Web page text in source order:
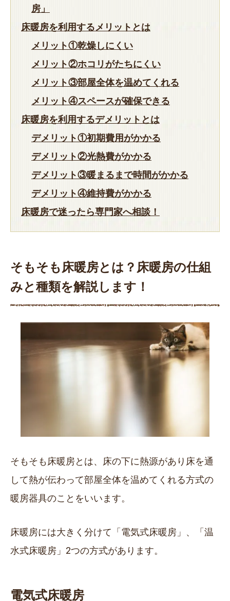
房」
床暖房を利用するメリットとは
メリット①乾燥しにくい
メリット②ホコリがたちにくい
メリット③部屋全体を温めてくれる
メリット④スペースが確保できる
床暖房を利用するデメリットとは
デメリット①初期費用がかかる
デメリット②光熱費がかかる
デメリット③暖まるまで時間がかかる
デメリット④維持費がかかる
床暖房で迷ったら専門家へ相談！
そもそも床暖房とは？床暖房の仕組
みと種類を解説します！
そもそも床暖房とは、床の下に熱源があり床を通
して熱が伝わって部屋全体を温めてくれる方式の
暖房器具のことをいいます。
床暖房には大きく分けて「電気式床暖房」、「温
水式床暖房」2つの方式があります。
電気式床暖房